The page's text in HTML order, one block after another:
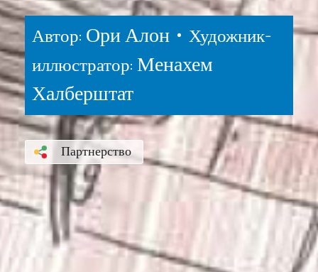
Автор: Ори Алон • Художник-
иллюстратор: Менахем
Халберштат
Партнерство